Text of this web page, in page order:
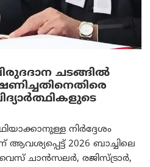
ചടങ്ങില്‍
നിർദ്ദേശം
2026 ബാച്ചിലെ
വൈസ് ചാൻസലർ, രജിസ്ട്രാർ,